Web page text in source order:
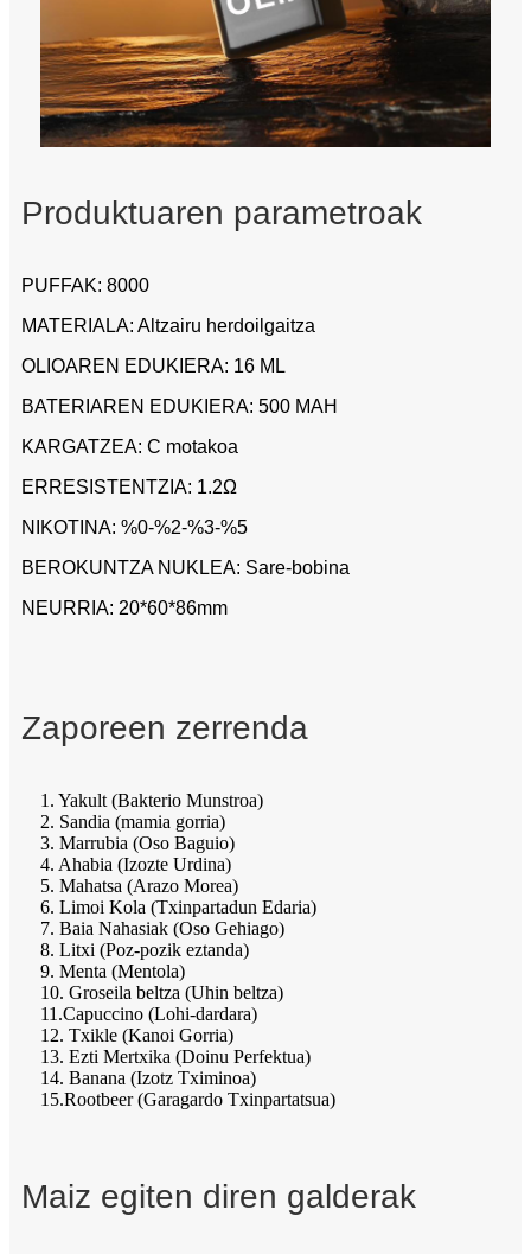
Produktuaren parametroak
PUFFAK: 8000
MATERIALA: Altzairu herdoilgaitza
OLIOAREN EDUKIERA: 16 ML
BATERIAREN EDUKIERA: 500 MAH
KARGATZEA: C motakoa
ERRESISTENTZIA: 1.2Ω
NIKOTINA: %0-%2-%3-%5
BEROKUNTZA NUKLEA: Sare-bobina
NEURRIA: 20*60*86mm
Zaporeen zerrenda
1. Yakult (Bakterio Munstroa)
2. Sandia (mamia gorria)
3. Marrubia (Oso Baguio)
4. Ahabia (Izozte Urdina)
5. Mahatsa (Arazo Morea)
6. Limoi Kola (Txinpartadun Edaria)
7. Baia Nahasiak (Oso Gehiago)
8. Litxi (Poz-pozik eztanda)
9. Menta (Mentola)
10. Groseila beltza (Uhin beltza)
11.Capuccino (Lohi-dardara)
12. Txikle (Kanoi Gorria)
13. Ezti Mertxika (Doinu Perfektua)
14. Banana (Izotz Tximinoa)
15.Rootbeer (Garagardo Txinpartatsua)
Maiz egiten diren galderak